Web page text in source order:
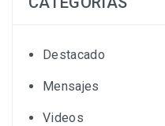
Destacado
Mensajes
Videos